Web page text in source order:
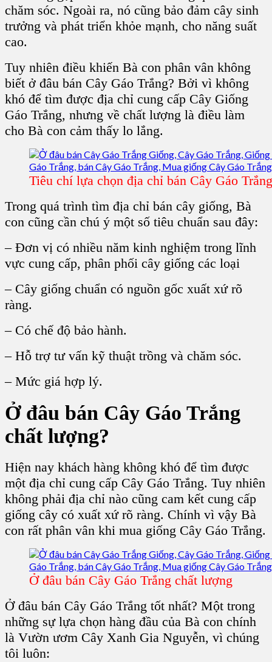
chăm sóc. Ngoài ra, nó cũng bảo đảm cây sinh
trưởng và phát triển khỏe mạnh, cho năng suất
cao.
Tuy nhiên điều khiến Bà con phân vân không
biết ở đâu bán Cây Gáo Trắng? Bởi vì không
khó để tìm được địa chỉ cung cấp Cây Giống
Gáo Trắng, nhưng về chất lượng là điều làm
cho Bà con cảm thấy lo lắng.
Tiêu chí lựa chọn địa chỉ bán Cây Gáo
Trong quá trình tìm địa chỉ bán cây giống, Bà
con cũng cần chú ý một số tiêu chuẩn sau đây:
– Đơn vị có nhiều năm kinh nghiệm trong lĩnh
vực cung cấp, phân phối cây giống các loại
– Cây giống chuẩn có nguồn gốc xuất xứ rõ
ràng.
– Có chế độ bảo hành.
– Hỗ trợ tư vấn kỹ thuật trồng và chăm sóc.
– Mức giá hợp lý.
Ở đâu bán Cây Gáo Trắng
chất lượng?
Hiện nay khách hàng không khó để tìm được
một địa chỉ cung cấp Cây Gáo Trắng. Tuy nhiên
không phải địa chỉ nào cũng cam kết cung cấp
giống cây có xuất xứ rõ ràng. Chính vì vậy Bà
con rất phân vân khi mua giống Cây Gáo Trắng.
Ở đâu bán Cây Gáo Trắng chất lượng
Ở đâu bán Cây Gáo Trắng tốt nhất? Một trong
những sự lựa chọn hàng đầu của Bà con chính
là Vườn ươm Cây Xanh Gia Nguyễn, vì chúng
tôi luôn: